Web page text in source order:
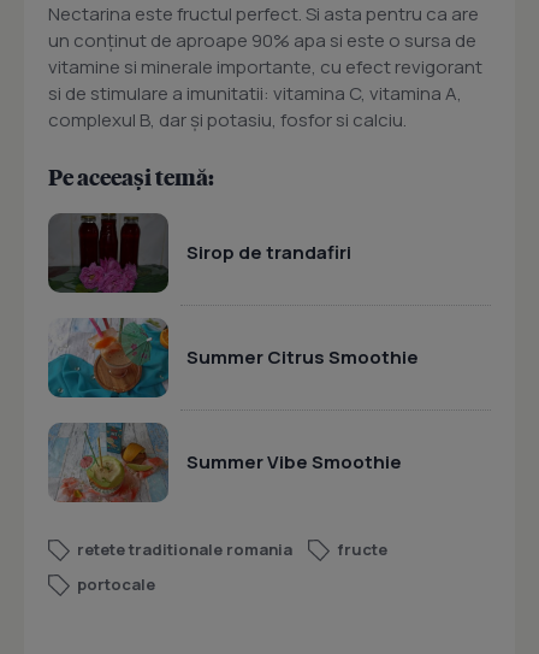
Nectarina este fructul perfect. Si asta pentru ca are
un conţinut de aproape 90% apa si este o sursa de
vitamine si minerale importante, cu efect revigorant
si de stimulare a imunitatii: vitamina C, vitamina A,
complexul B, dar şi potasiu, fosfor si calciu.
Pe aceeași temă:
Sirop de trandafiri
Summer Citrus Smoothie
Summer Vibe Smoothie
retete traditionale romania
fructe
portocale